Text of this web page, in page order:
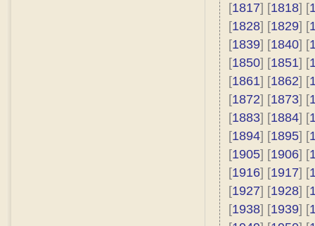
[1817] [1818] [
[1828] [1829] [
[1839] [1840] [
[1850] [1851] [
[1861] [1862] [
[1872] [1873] [
[1883] [1884] [
[1894] [1895] [
[1905] [1906] [
[1916] [1917] [
[1927] [1928] [
[1938] [1939] [